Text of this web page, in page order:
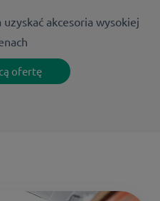
akcesoria wysokiej
ofertę